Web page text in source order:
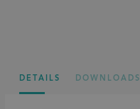
DETAILS DOWNLOADS